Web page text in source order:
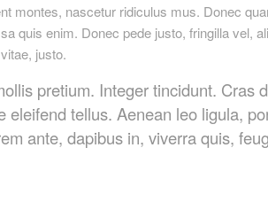
montes, nascetur ridiculus mus. Donec
quis enim. Donec pede justo, fringilla vel,
justo.
pretium. Integer tincidunt. Cras
eleifend tellus. Aenean leo ligula,
ante, dapibus in, viverra quis,